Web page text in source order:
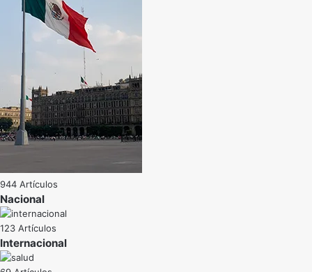
944 Artículos
Nacional
123 Artículos
Internacional